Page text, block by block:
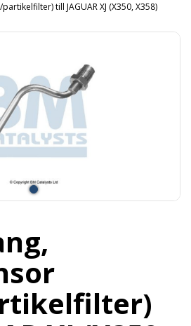
till JAGUAR XJ (X350, X358)